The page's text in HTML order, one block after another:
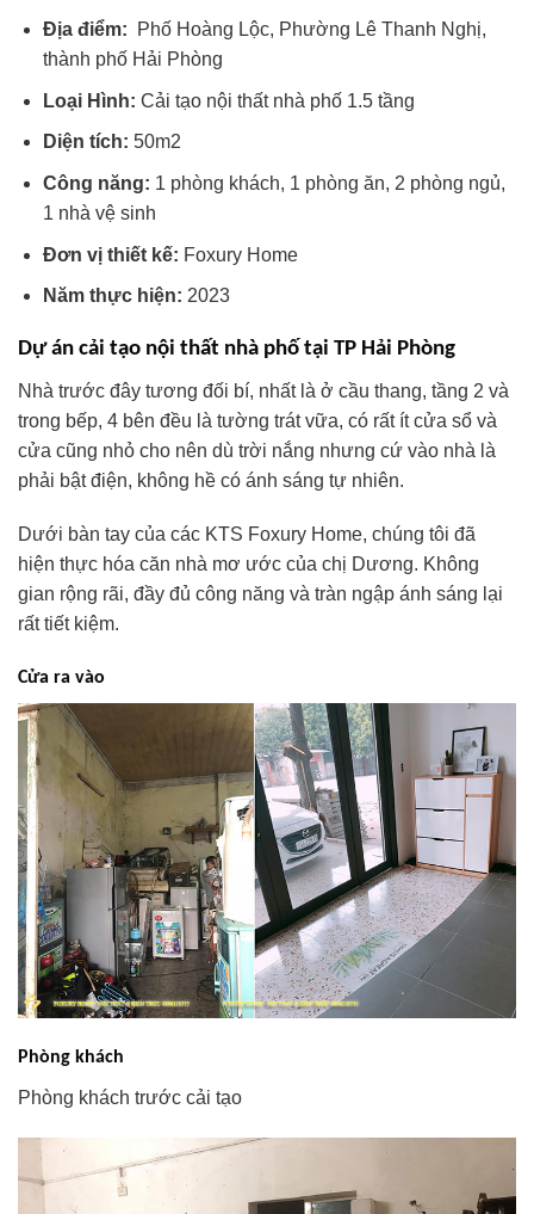
Địa điểm:
Phố Hoàng Lộc, Phường Lê Thanh Nghị,
thành phố Hải Phòng
Loại Hình: Cải tạo nội thất nhà phố 1.5 tầng
Diện tích: 50m2
Công năng: 1 phòng khách, 1 phòng ăn, 2 phòng ngủ,
1 nhà vệ sinh
Đơn vị thiết kế: Foxury Home
Năm thực hiện: 2023
Dự án cải tạo nội thất nhà phố tại TP Hải Phòng
Nhà trước đây tương đối bí, nhất là ở cầu thang, tầng 2 và
trong bếp, 4 bên đều là tường trát vữa, có rất ít cửa sổ và
cửa cũng nhỏ cho nên dù trời nắng nhưng cứ vào nhà là
phải bật điện, không hề có ánh sáng tự nhiên.
Dưới bàn tay của các KTS Foxury Home, chúng tôi đã
hiện thực hóa căn nhà mơ ước của chị Dương. Không
gian rộng rãi, đầy đủ công năng và tràn ngập ánh sáng lại
rất tiết kiệm.
Cửa ra vào
Phòng khách
Phòng khách trước cải tạo